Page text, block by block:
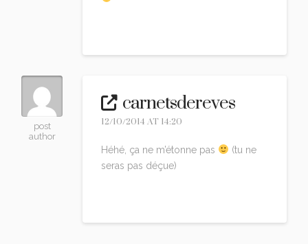
post
author
carnetsdereves
12/10/2014 AT 14:20
Héhé, ça ne m’étonne pas
(tu ne
seras pas déçue)